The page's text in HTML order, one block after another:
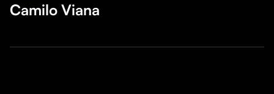
Camilo Viana